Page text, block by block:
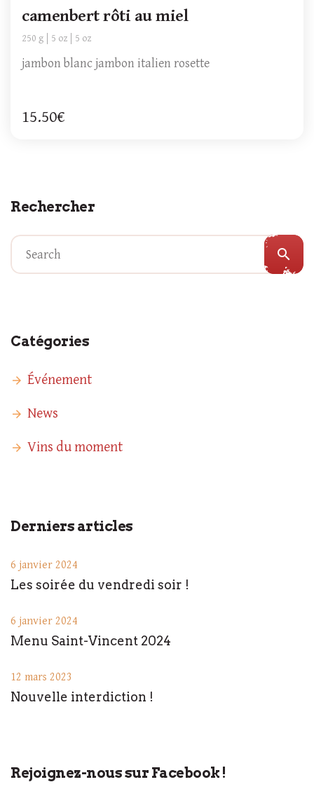
camenbert rôti au miel
250 g 5 oz 5 oz
jambon blanc jambon italien rosette
15.50€
Rechercher
search
Catégories
Événement
News
Vins du moment
Derniers articles
6 janvier 2024
Les soirée du vendredi soir !
6 janvier 2024
Menu Saint-Vincent 2024
12 mars 2023
Nouvelle interdiction !
Rejoignez-nous sur Facebook !